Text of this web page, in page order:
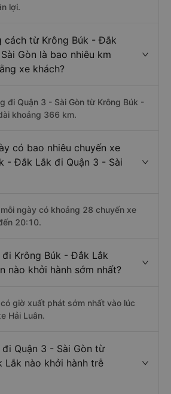
lợi.
cách từ Krông Búk - Đắk
Gòn là bao nhiêu km
xe khách?
đi Quận 3 - Sài Gòn từ Krông Búk -
khoảng 366 km.
có bao nhiêu chuyến xe
- Đắk Lắk đi Quận 3 - Sài
ngày có khoảng 28 chuyến xe
20:10.
đi Krông Búk - Đắk Lắk
nào khởi hành sớm nhất?
giờ xuất phát sớm nhất vào lúc
Hải Luân.
đi Quận 3 - Sài Gòn từ
Lắk nào khởi hành trễ